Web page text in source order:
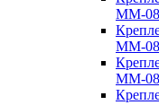
ММ-
ММ-
ММ-